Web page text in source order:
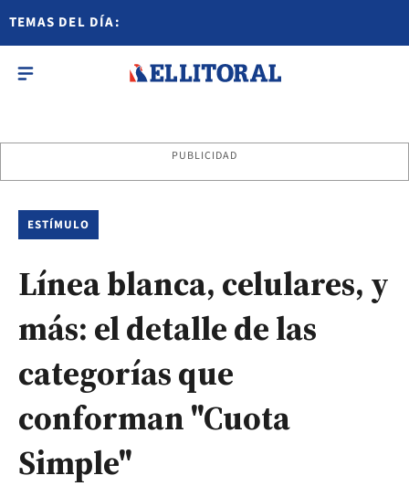
TEMAS DEL DÍA:
PUBLICIDAD
ESTÍMULO
Línea blanca, celulares, y
más: el detalle de las
categorías que
conforman "Cuota
Simple"